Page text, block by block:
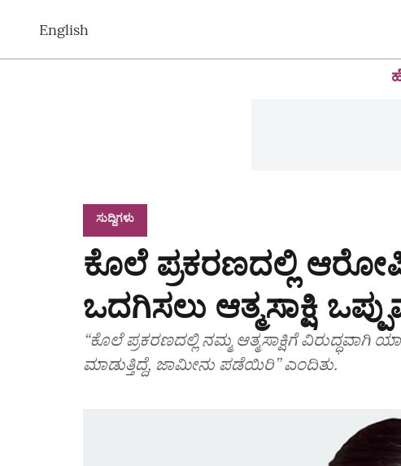
English
ಸುದ್ದಿಗಳು
ಕೊಲೆ ಪ್ರಕರಣದಲ್ಲಿ
ಒದಗಿಸಲು ಆತ್ಮಸಾಕ್ಷಿ
“ಕೊಲೆ ಪ್ರಕರಣದಲ್ಲಿ ನಮ್ಮ ಆತ್ಮಸಾಕ್ಷಿಗೆ ವಿರುದ್ಧವಾಗಿ
ಮಾಡುತ್ತಿದ್ದೆ, ಜಾಮೀನು ಪಡೆಯಿರಿ” ಎಂದಿತು.